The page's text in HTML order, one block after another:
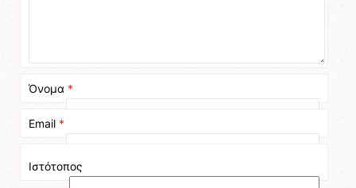
Όνομα *
Email *
Ιστότοπος